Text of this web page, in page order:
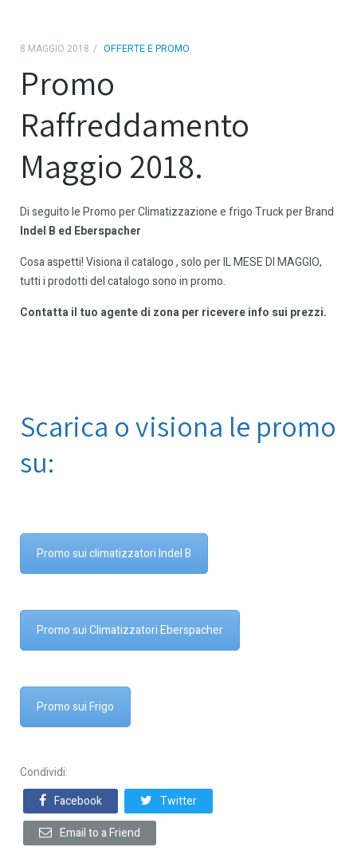
8 MAGGIO 2018 OFFERTE E PROMO
Promo
Raffreddamento
Maggio 2018.
Di seguito le Promo per Climatizzazione e frigo Truck per Brand
Indel B ed Eberspacher
Cosa aspetti! Visiona il catalogo , solo per IL MESE DI MAGGIO,
tutti i prodotti del catalogo sono in promo.
Contatta il tuo agente di zona per ricevere info sui prezzi.
Scarica o visiona le promo
su:
Promo sui climatizzatori Indel B
Promo sui Climatizzatori Eberspacher
Promo sui Frigo
Condividi:
Facebook
Twitter
Email to a Friend